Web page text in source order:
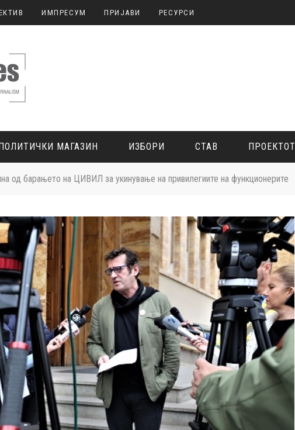
ИМПРЕСУМ ПРИЈАВИ РЕСУРСИ
МАГАЗИН ИЗБОРИ СТАВ ПРОЕКТОТ
од барањето на ЦИВИЛ за укинување на привилегиите на функционерите